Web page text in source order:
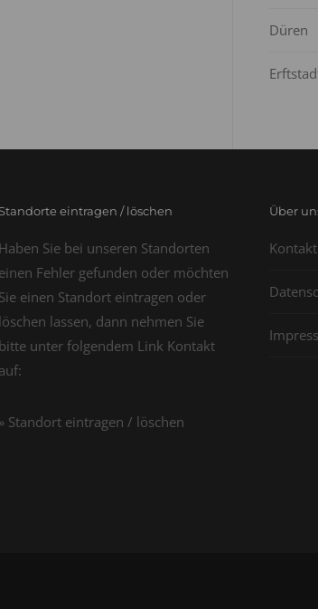
Düren
eintragen / löschen
Haben Sie bei unseren Standorten
einen Fehler gefunden oder möchten
Sie einen Standort eintragen oder
löschen lassen, dann nehmen Sie
bitte unter folgendem Link Kontakt
auf:
» Standort eintragen / löschen
Über
Kontakt